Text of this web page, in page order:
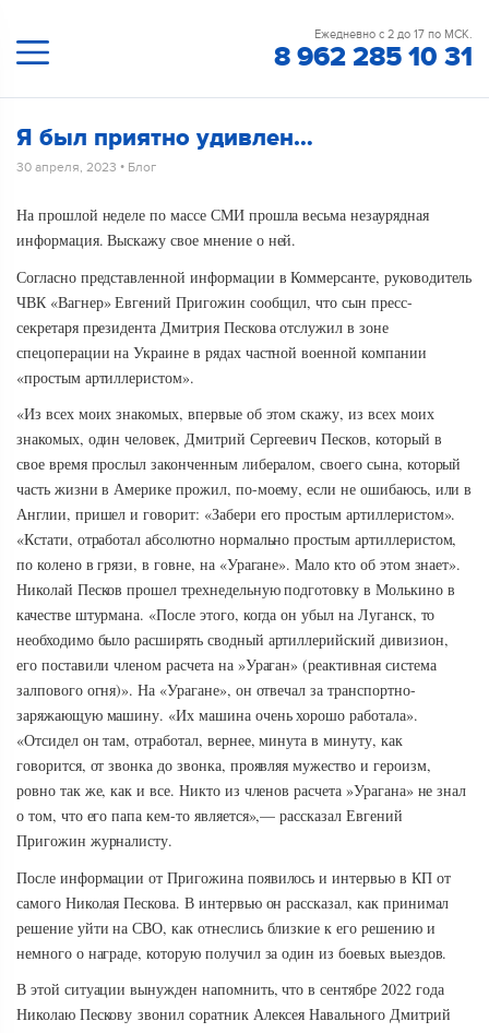
Ежедневно с 2 до 17 по МСК.
8 962 285 10 31
Я был приятно удивлен…
30 апреля, 2023 • Блог
На прошлой неделе по массе СМИ прошла весьма незаурядная
информация. Выскажу свое мнение о ней.
Согласно представленной информации в Коммерсанте, руководитель
ЧВК «Вагнер» Евгений Пригожин сообщил, что сын пресс-
секретаря президента Дмитрия Пескова отслужил в зоне
спецоперации на Украине в рядах частной военной компании
«простым артиллеристом».
«Из всех моих знакомых, впервые об этом скажу, из всех моих
знакомых, один человек, Дмитрий Сергеевич Песков, который в
свое время прослыл законченным либералом, своего сына, который
часть жизни в Америке прожил, по-моему, если не ошибаюсь, или в
Англии, пришел и говорит: «Забери его простым артиллеристом».
«Кстати, отработал абсолютно нормально простым артиллеристом,
по колено в грязи, в говне, на «Урагане». Мало кто об этом знает».
Николай Песков прошел трехнедельную подготовку в Молькино в
качестве штурмана. «После этого, когда он убыл на Луганск, то
необходимо было расширять сводный артиллерийский дивизион,
его поставили членом расчета на »Ураган» (реактивная система
залпового огня)». На «Урагане», он отвечал за транспортно-
заряжающую машину. «Их машина очень хорошо работала».
«Отсидел он там, отработал, вернее, минута в минуту, как
говорится, от звонка до звонка, проявляя мужество и героизм,
ровно так же, как и все. Никто из членов расчета »Урагана» не знал
о том, что его папа кем-то является»,— рассказал Евгений
Пригожин журналисту.
После информации от Пригожина появилось и интервью в КП от
самого Николая Пескова. В интервью он рассказал, как принимал
решение уйти на СВО, как отнеслись близкие к его решению и
немного о награде, которую получил за один из боевых выездов.
В этой ситуации вынужден напомнить, что в сентябре 2022 года
Николаю Пескову звонил соратник Алексея Навального Дмитрий